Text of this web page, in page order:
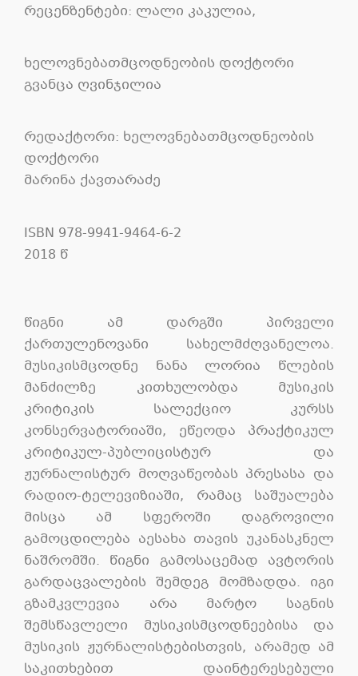
რეცენზენტები: ლალი კაკულია,
ხელოვნებათმცოდნეობის დოქტორი
გვანცა ღვინჯილია
რედაქტორი: ხელოვნებათმცოდნეობის
დოქტორი
მარინა ქავთარაძე
ISBN 978-9941-9464-6-2
2018 წ
წიგნი ამ დარგში პირველი
ქართულენოვანი სახელმძღვანელოა.
მუსიკისმცოდნე ნანა ლორია წლების
მანძილზე კითხულობდა მუსიკის
კრიტიკის სალექციო კურსს
კონსერვატორიაში, ეწეოდა პრაქტიკულ
კრიტიკულ-პუბლიცისტურ და
ჟურნალისტურ მოღვაწეობას პრესასა და
რადიო-ტელევიზიაში, რამაც საშუალება
მისცა ამ სფეროში დაგროვილი
გამოცდილება აესახა თავის უკანასკნელ
ნაშრომში. წიგნი გამოსაცემად ავტორის
გარდაცვალების შემდეგ მომზადდა. იგი
გზამკვლევია არა მარტო საგნის
შემსწავლელი მუსიკისმცოდნეებისა და
მუსიკის ჟურნალისტებისთვის, არამედ ამ
საკითხებით დაინტერესებული